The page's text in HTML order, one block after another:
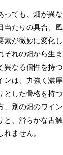
っても、畑が異な
当たりの具合、風
素が微妙に変化し
ぞれの畑から生ま
異なる個性を持つ
ンは、力強く濃厚
とした骨格を持つ
、別の畑のワイン
と、滑らかな舌触
れません。